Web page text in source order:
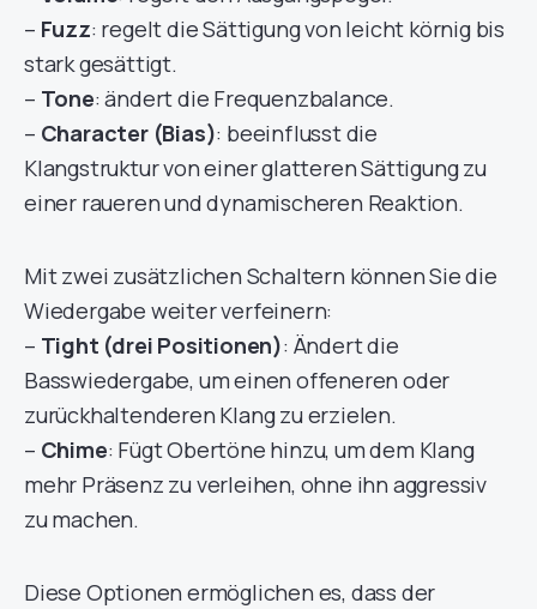
– Fuzz: regelt die Sättigung von leicht körnig bis
stark gesättigt.
– Tone: ändert die Frequenzbalance.
– Character (Bias): beeinflusst die
Klangstruktur von einer glatteren Sättigung zu
einer raueren und dynamischeren Reaktion.
Mit zwei zusätzlichen Schaltern können Sie die
Wiedergabe weiter verfeinern:
– Tight (drei Positionen): Ändert die
Basswiedergabe, um einen offeneren oder
zurückhaltenderen Klang zu erzielen.
– Chime: Fügt Obertöne hinzu, um dem Klang
mehr Präsenz zu verleihen, ohne ihn aggressiv
zu machen.
Diese Optionen ermöglichen es, dass der